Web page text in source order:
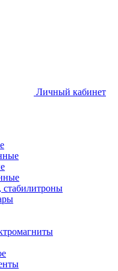
Личный кабинет